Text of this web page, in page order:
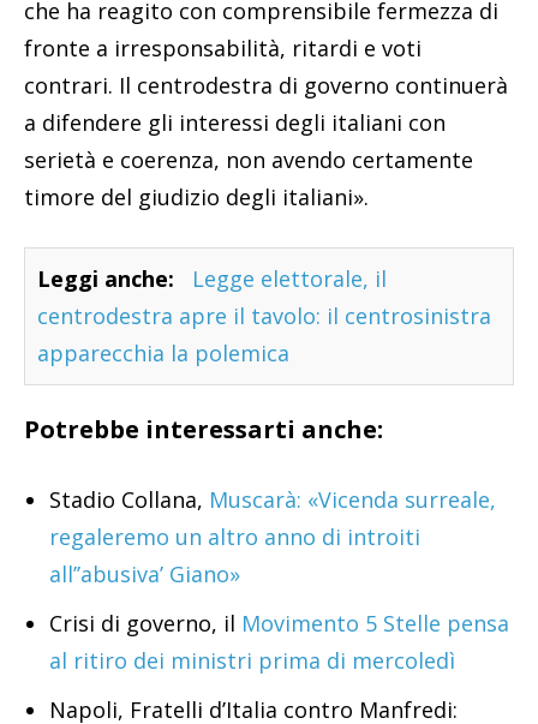
che ha reagito con comprensibile fermezza di
fronte a irresponsabilità, ritardi e voti
contrari. Il centrodestra di governo continuerà
a difendere gli interessi degli italiani con
serietà e coerenza, non avendo certamente
timore del giudizio degli italiani».
Leggi anche:
Legge elettorale, il
centrodestra apre il tavolo: il centrosinistra
apparecchia la polemica
Potrebbe interessarti anche:
Stadio Collana, Muscarà: «Vicenda surreale,
regaleremo un altro anno di introiti
all’’abusiva’ Giano»
Crisi di governo, il Movimento 5 Stelle pensa
al ritiro dei ministri prima di mercoledì
Napoli, Fratelli d’Italia contro Manfredi: